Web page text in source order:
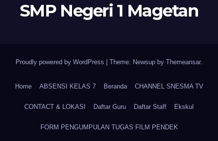
SMP Negeri 1 Magetan
Proudly powered by WordPress Theme: Newsup by Themeansar.
Home ABSENSI KELAS 7 Beranda CHANNEL SNESMA TV
CONTACT & LOKASI Daftar Guru Daftar Staff Ekskul
FORM PENGUMPULAN TUGAS FILM PENDEK